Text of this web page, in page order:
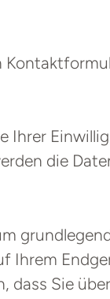
die
Ihrem
dass Sie